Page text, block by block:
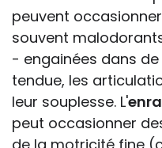
peuvent
souvent
- engainées dans
tendue, les
leur souplesse. L'
peut occasionner